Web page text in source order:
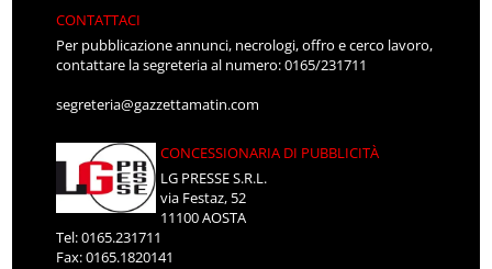
CONTATTACI
Per pubblicazione annunci, necrologi, offro e cerco lavoro,
contattare la segreteria al numero: 0165/231711
segreteria@gazzettamatin.com
CONCESSIONARIA DI PUBBLICITÀ
LG PRESSE S.R.L.
via Festaz, 52
11100 AOSTA
Tel: 0165.231711
Fax: 0165.1820141